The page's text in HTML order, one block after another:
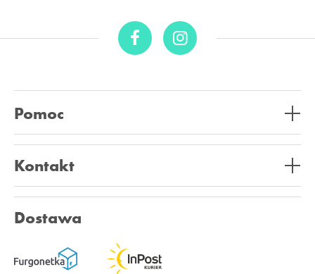
Pomoc
Kontakt
Dostawa